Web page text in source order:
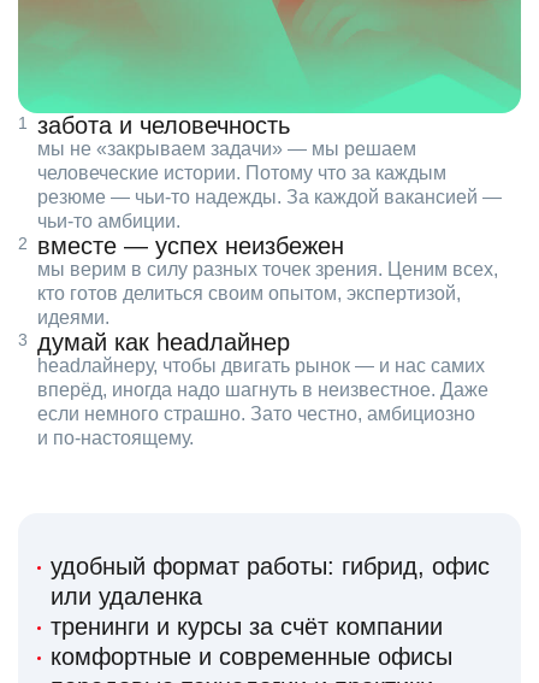
забота и человечность
мы не «закрываем задачи» — мы решаем
человеческие истории. Потому что за каждым
резюме — чьи‑то надежды. За каждой вакансией —
чьи‑то амбиции.
вместе — успех неизбежен
мы верим в силу разных точек зрения. Ценим всех,
кто готов делиться своим опытом, экспертизой,
идеями.
думай как headлайнер
headлайнеру, чтобы двигать рынок — и нас самих
вперёд, иногда надо шагнуть в неизвестное. Даже
если немного страшно. Зато честно, амбициозно
и по‑настоящему.
удобный формат работы: гибрид, офис
или удаленка
тренинги и курсы за счёт компании
комфортные и современные офисы